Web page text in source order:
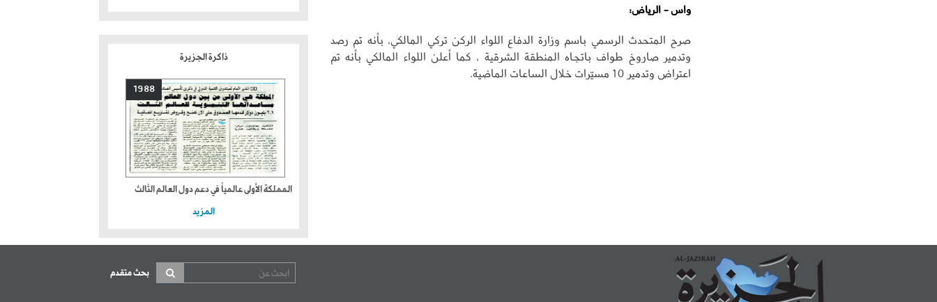
واس - الرياض:
صرح المتحدث الرسمي باسم وزارة الدفاع اللواء الركن تركي المالكي، بأنه تم رصد
وتدمير صاروخ طواف باتجاه المنطقة الشرقية ، كما أعلن اللواء المالكي بأنه تم
اعتراض وتدمير 10 مسيّرات خلال الساعات الماضية.
ذاكرة الجزيرة
1988
المملكة الأولى عالمياً في دعم دول العالم الثالث
المزيد
بحث متقدم